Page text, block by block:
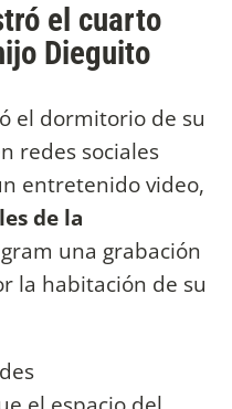
el cuarto
Dieguito
el dormitorio de su
redes sociales
entretenido video,
de la
una grabación
la habitación de su